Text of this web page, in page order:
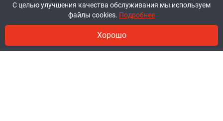
С целью улучшения качества обслуживания мы используем
файлы cookies. Подробнее
Хорошо